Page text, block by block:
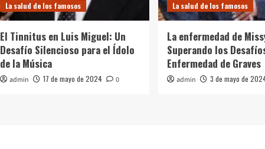
La salud de los famosos
El Tinnitus en Luis Miguel: Un
Desafío Silencioso para el Ídolo
de la Música
admin 17 de mayo de 2024 0
La salud de los famosos
La enfermedad de
Superando los
Enfermedad de Graves
admin 3 de mayo de